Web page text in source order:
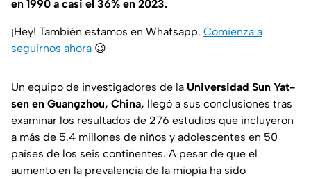
en 1990 a casi el 36% en 2023.
¡Hey! También estamos en Whatsapp. Comienza a
seguirnos ahora 😉
Un equipo de investigadores de la Universidad Sun Yat-
sen en Guangzhou, China, llegó a sus conclusiones tras
examinar los resultados de 276 estudios que incluyeron
a más de 5.4 millones de niños y adolescentes en 50
países de los seis continentes. A pesar de que el
aumento en la prevalencia de la miopía ha sido